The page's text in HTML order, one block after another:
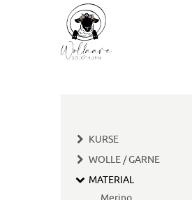
KURSE
WOLLE / GARNE
MATERIAL